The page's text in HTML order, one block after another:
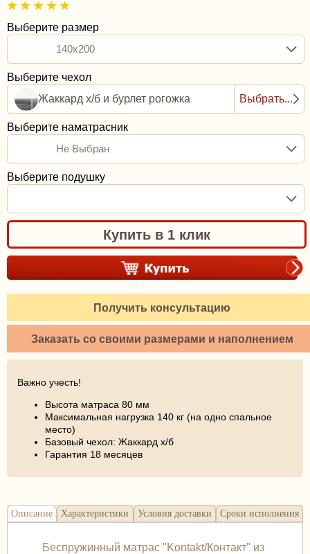
Выберите размер
140x200
Выберите чехол
Жаккард х/б и бурлет рогожка
Выбрать...
Выберите наматрасник
Не Выбран
Выберите подушку
Купить в 1 клик
Получить консультацию
Заказать со своими размерами и наполнением
Важно учесть!
Высота матраса 80 мм
Максимальная нагрузка 140 кг (на одно спальное
место)
Базовый чехол: Жаккард х/б
Гарантия 18 месяцев
Описание Характеристики Условия доставки Сроки исполнения
Беспружинный матрас "Kontakt/Контакт" из